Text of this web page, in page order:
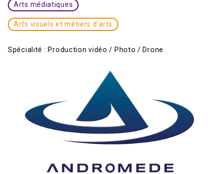
Arts médiatiques
Arts visuels et métiers d’arts
Spécialité : Production vidéo / Photo / Drone